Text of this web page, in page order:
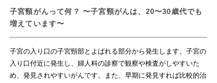
胃がんリスク検査
30・35健診
腹部超音波スクリーニング検査
子宮頸がんって何？ 〜子宮頸がんは、20〜30歳代でも
増えています〜
子宮の入り口の子宮頸部とよばれる部分から発生します。子宮の
入り口付近に発生し、婦人科の診察で観察や検査がしやすいた
め、発見されやすいがんです。また、早期に発見すれば比較的治